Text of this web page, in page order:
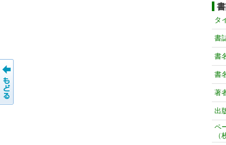
タ
書
書
書
著
出
（